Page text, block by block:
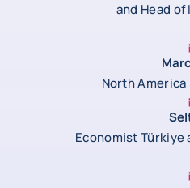
and Head
North
Economist Türkiye